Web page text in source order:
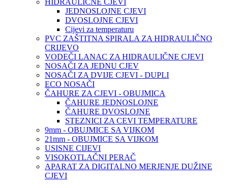
HIDRAULIČNE CJEVI
JEDNOSLOJNE CJEVI
DVOSLOJNE CJEVI
Cijevi za temperaturu
PVC ZAŠTITNA SPIRALA ZA HIDRAULIČNO
CRIJEVO
VODEČI LANAC ZA HIDRAULIČNE CJEVI
NOSAČI ZA JEDNU CJEV
NOSAČI ZA DVIJE CJEVI - DUPLI
ECO NOSAČI
ČAHURE ZA CJEVI - OBUJMICA
ČAHURE JEDNOSLOJNE
ČAHURE DVOSLOJNE
STEZNICI ZA CEVI TEMPERATURE
9mm - OBUJMICE SA VIJKOM
21mm - OBUJMICE SA VIJKOM
USISNE CIJEVI
VISOKOTLAČNI PERAČ
APARAT ZA DIGITALNO MERJENJE DUŽINE
CJEVI